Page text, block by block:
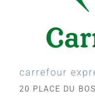
carrefour
20 PLACE DU